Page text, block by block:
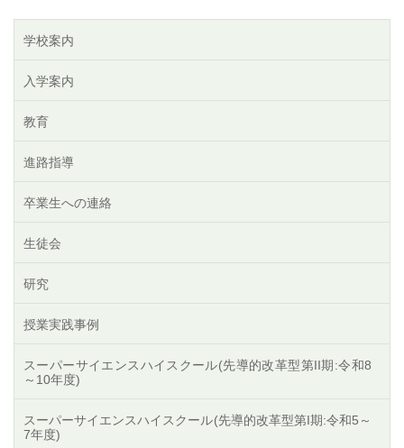
学校案内
入学案内
教育
進路指導
卒業生への連絡
生徒会
研究
授業実践事例
スーパーサイエンスハイスクール(先導的改革型第II期:令和8
～10年度)
スーパーサイエンスハイスクール(先導的改革型第I期:令和5～
7年度)